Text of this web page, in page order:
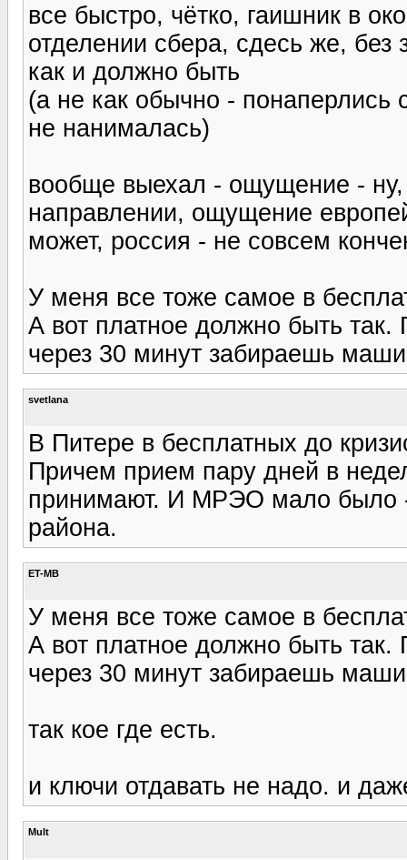
все быстро, чётко, гаишник в
отделении сбера, сдесь же, без
как и должно быть
(а не как обычно -
не нанималась)
вообще выехал - ощущение - ну,
направлении, ощущение
может, россия - не совсем
У меня все тоже самое в
А вот платное должно быть
через 30 минут забираешь
svetlana
В Питере в бесплатных до
Причем прием пару дней в
принимают. И МРЭО мало было
района.
ET-MB
У меня все тоже самое в
А вот платное должно быть
через 30 минут забираешь
так кое где есть.
и ключи отдавать не надо. и
Mult